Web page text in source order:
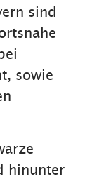
sind
sowie
hinunter